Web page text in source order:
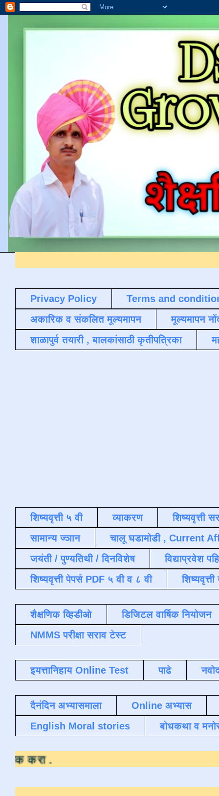
Privacy Policy
Terms and
अकारिक व संकलित मूल्यमापन
मूल्यमापन
शाळापुर्व तयारी , बालकांसाठी कृतीपत्रिका
शिष्यवृत्ती ५ वी व्याकरण
शिष्यवृत्ती
सामान्य ज्ञान
चालू घडामोडी , Current
जयंती / पुण्यतिथी / दिनविशेष
विद्याप्रवेश
शिष्यवृत्ती पेपर्स PDF ५ वी व ८ वी
शैक्षणिक व्हिडीओ
डिजिटल वार्षिक नियोजन
NMMS परीक्षा सराव टेस्ट
इयत्तानिहाय Online Test पाढे
दैनंदिन अभ्यासमाला
Online अभ्यास
English Moral stories
बोधकथा व
येथे क्लिक करा